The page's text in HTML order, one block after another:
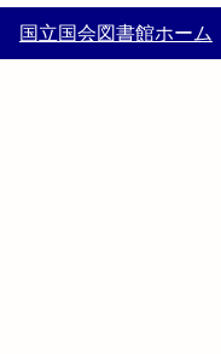
国立国会図書館ホーム